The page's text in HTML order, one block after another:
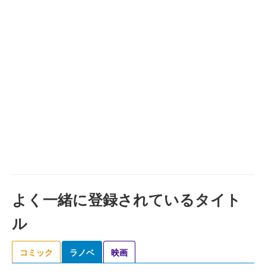
よく一緒に登録されているタイト
ル
コミック ラノベ 映画